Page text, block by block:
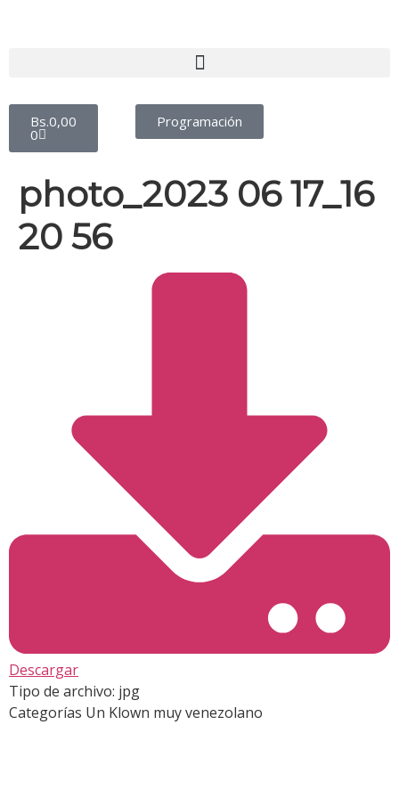
Programación
Bs.0,00
0
photo_2023 06 17_16
20 56
Descargar
Tipo de archivo: jpg
Categorías Un Klown muy venezolano